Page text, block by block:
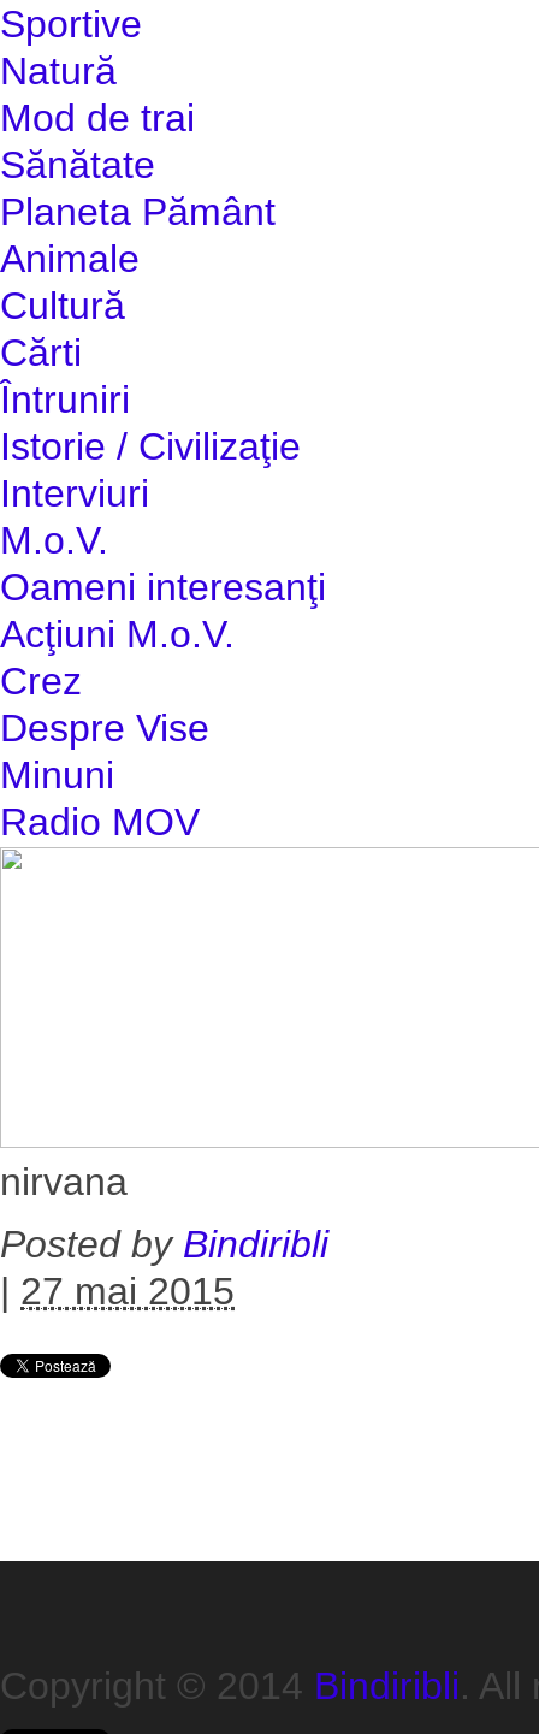
Sportive
Natură
Mod de trai
Sănătate
Planeta Pământ
Animale
Cultură
Cărti
Întruniri
Istorie / Civilizaţie
Interviuri
M.o.V.
Oameni interesanţi
Acţiuni M.o.V.
Crez
Despre Vise
Minuni
Radio MOV
nirvana
Posted by Bindiribli
| 27 mai 2015
Copyright © 2014 Bindiribli. All